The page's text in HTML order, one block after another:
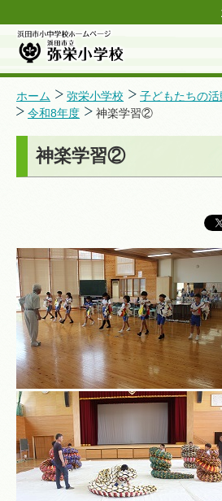
浜田市小中学校ホームページ
ホーム 弥栄小学校 子どもたちの活
令和8年度
神楽学習②
神楽学習②